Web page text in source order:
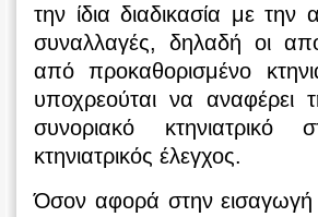
την ίδια διαδικασία με την
συναλλαγές, δηλαδή οι
από προκαθορισμένο
υποχρεούται να αναφέρει
συνοριακό κτηνιατρικό
κτηνιατρικός έλεγχος.
Όσον αφορά στην εισαγωγή